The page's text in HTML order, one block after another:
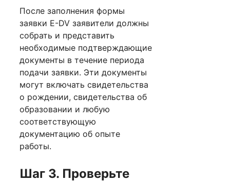
После заполнения формы
заявки E-DV заявители должны
собрать и представить
необходимые подтверждающие
документы в течение периода
подачи заявки. Эти документы
могут включать свидетельства
о рождении, свидетельства об
образовании и любую
соответствующую
документацию об опыте
работы.
Шаг 3. Проверьте